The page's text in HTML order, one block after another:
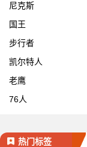
尼克斯
国王
步行者
凯尔特人
老鹰
76人
热门标签